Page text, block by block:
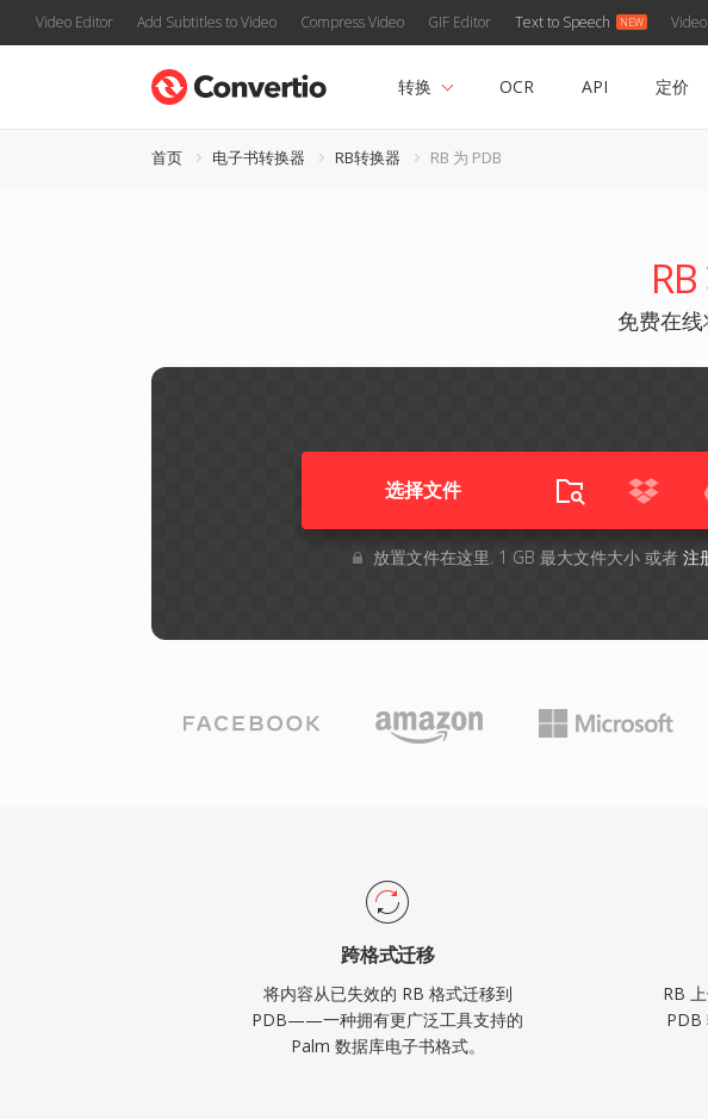
Video Editor Add Subtitles to Video Compress Video GIF Editor Text to Speech
转换 OCR API 定价
首页 电子书转换器 RB转换器 RB 为 PDB
免费在
选择文件
放置文件在这里. 1 GB 最大文件大小 或者 注
跨格式迁移
将内容从已失效的 RB 格式迁移到
PDB——一种拥有更广泛工具支持的
Palm 数据库电子书格式。
RB
PDB